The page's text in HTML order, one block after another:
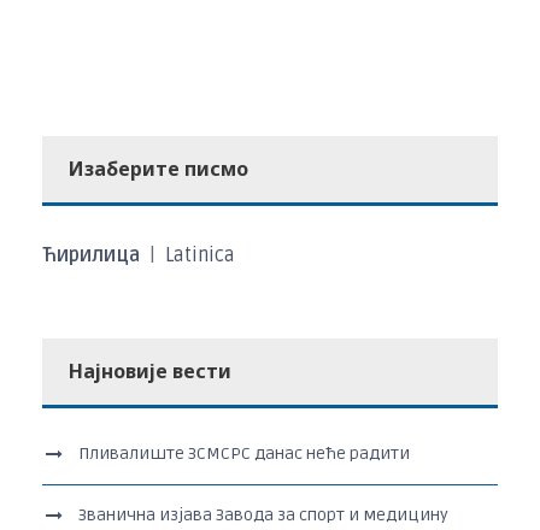
Изаберите писмо
Ћирилица Latinica
Најновије вести
Пливалиште ЗСМСРС данас неће радити
Званична изјава Завода за спорт и медицину